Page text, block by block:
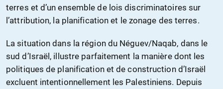
terres et d’un ensemble de lois discriminatoires sur
l’attribution, la planification et le zonage des terres.
La situation dans la région du Néguev/Naqab, dans le
sud d’Israël, illustre parfaitement la manière dont les
politiques de planification et de construction d’Israël
excluent intentionnellement les Palestiniens. Depuis